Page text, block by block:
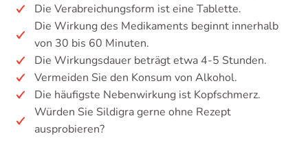
Die Verabreichungsform ist eine Tablette.
Die Wirkung des Medikaments beginnt innerhalb
von 30 bis 60 Minuten.
Die Wirkungsdauer beträgt etwa 4-5 Stunden.
Vermeiden Sie den Konsum von Alkohol.
Die häufigste Nebenwirkung ist Kopfschmerz.
Würden Sie Sildigra gerne ohne Rezept
ausprobieren?